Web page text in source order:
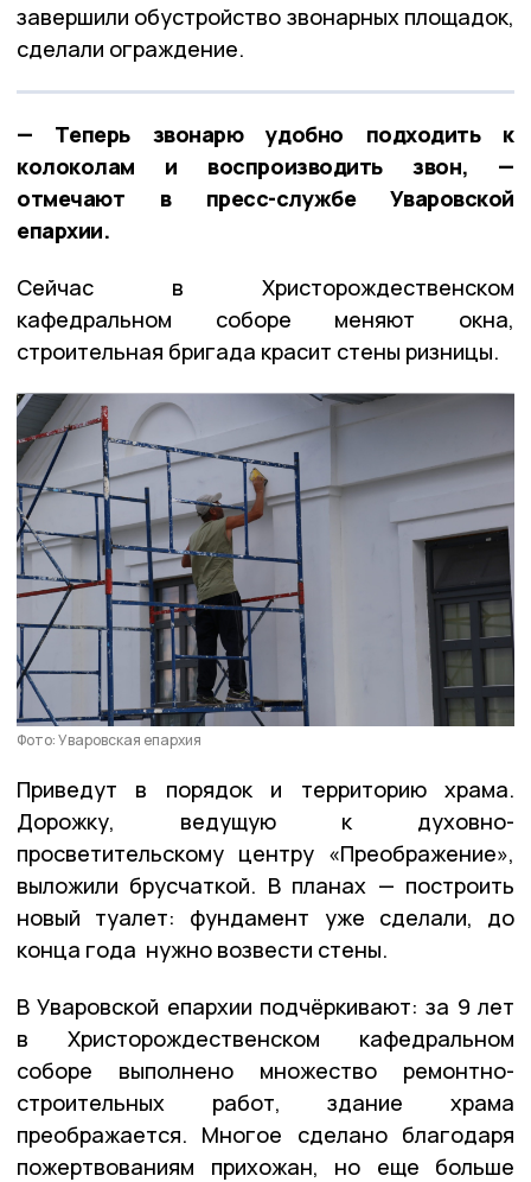
завершили обустройство звонарных площадок,
сделали ограждение.
— Теперь звонарю удобно подходить к
колоколам и воспроизводить звон, —
отмечают в пресс-службе Уваровской
епархии.
Сейчас в Христорождественском
кафедральном соборе меняют окна,
строительная бригада красит стены ризницы.
Фото: Уваровская епархия
Приведут в порядок и территорию храма.
Дорожку, ведущую к духовно-
просветительскому центру «Преображение»,
выложили брусчаткой. В планах — построить
новый туалет: фундамент уже сделали, до
конца года нужно возвести стены.
В Уваровской епархии подчёркивают: за 9 лет
в Христорождественском кафедральном
соборе выполнено множество ремонтно-
строительных работ, здание храма
преображается. Многое сделано благодаря
пожертвованиям прихожан, но еще больше